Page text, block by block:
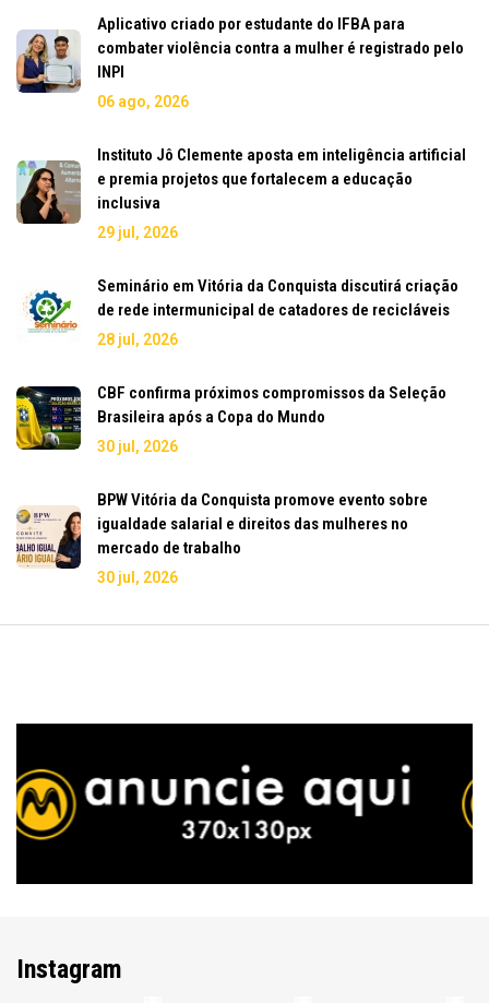
Aplicativo criado por estudante do IFBA para
combater violência contra a mulher é registrado pelo
INPI
06 ago, 2026
Instituto Jô Clemente aposta em inteligência artificial
e premia projetos que fortalecem a educação
inclusiva
29 jul, 2026
Seminário em Vitória da Conquista discutirá criação
de rede intermunicipal de catadores de recicláveis
28 jul, 2026
CBF confirma próximos compromissos da Seleção
Brasileira após a Copa do Mundo
30 jul, 2026
BPW Vitória da Conquista promove evento sobre
igualdade salarial e direitos das mulheres no
mercado de trabalho
30 jul, 2026
Instagram